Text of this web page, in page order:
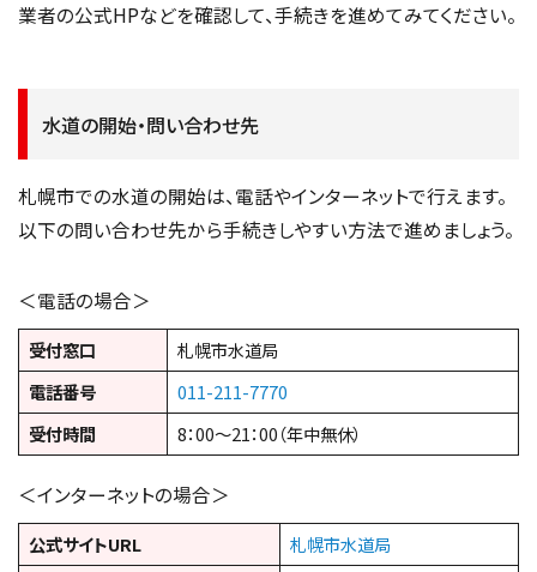
業者の公式HPなどを確認して、手続きを進めてみてください。
水道の開始・問い合わせ先
札幌市での水道の開始は、電話やインターネットで行えます。
以下の問い合わせ先から手続きしやすい方法で進めましょう。
＜電話の場合＞
受付窓口
札幌市水道局
電話番号
011-211-7770
受付時間
8：00～21：00（年中無休）
＜インターネットの場合＞
公式サイトURL
札幌市水道局